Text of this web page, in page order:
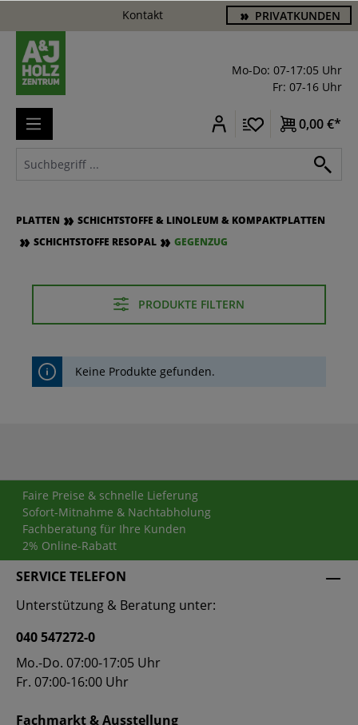
Kontakt PRIVATKUNDEN
Mo-Do: 07-17:05 Uhr
Fr: 07-16 Uhr
0,00 €*
PLATTEN
SCHICHTSTOFFE & LINOLEUM & KOMPAKTPLATTEN
SCHICHTSTOFFE RESOPAL
GEGENZUG
PRODUKTE FILTERN
Keine Produkte gefunden.
Faire Preise & schnelle Lieferung
Sofort-Mitnahme & Nachtabholung
Fachberatung für Ihre Kunden
2% Online-Rabatt
SERVICE TELEFON
Unterstützung & Beratung unter:
040 547272-0
Mo.-Do. 07:00-17:05 Uhr
Fr. 07:00-16:00 Uhr
Fachmarkt & Ausstellung